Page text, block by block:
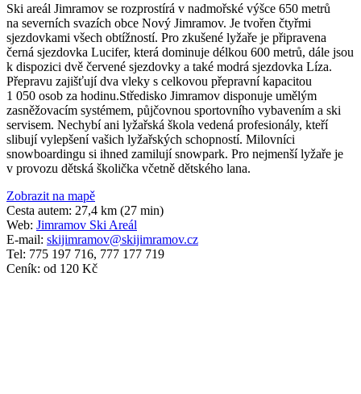
Ski areál Jimramov se rozprostírá v nadmořské výšce 650 metrů
na severních svazích obce Nový Jimramov. Je tvořen čtyřmi
sjezdovkami všech obtížností. Pro zkušené lyžaře je připravena
černá sjezdovka Lucifer, která dominuje délkou 600 metrů, dále jsou
k dispozici dvě červené sjezdovky a také modrá sjezdovka Líza.
Přepravu zajišťují dva vleky s celkovou přepravní kapacitou
1 050 osob za hodinu.Středisko Jimramov disponuje umělým
zasněžovacím systémem, půjčovnou sportovního vybavením a ski
servisem. Nechybí ani lyžařská škola vedená profesionály, kteří
slibují vylepšení vašich lyžařských schopností. Milovníci
snowboardingu si ihned zamilují snowpark. Pro nejmenší lyžaře je
v provozu dětská školička včetně dětského lana.
Zobrazit na mapě
Cesta autem: 27,4 km (27 min)
Web: Jimramov Ski Areál
E-mail: skijimramov@skijimramov.cz
Tel: 775 197 716, 777 177 719
Ceník: od 120 Kč